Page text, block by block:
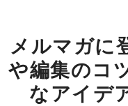
メルマガに
や編集のコ
なアイデ